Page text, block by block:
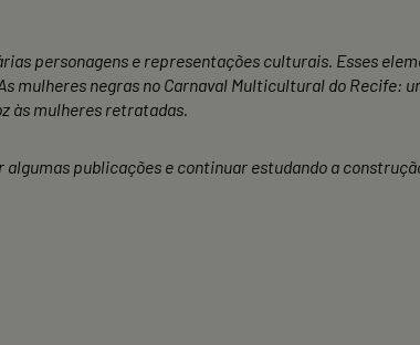
personagens e representações culturais. Esses
mulheres negras no Carnaval Multicultural do Recife:
às mulheres retratadas.
publicações e continuar estudando a